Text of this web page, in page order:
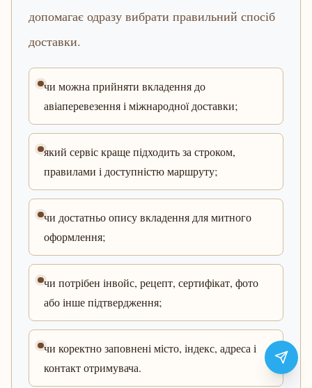
допомагає одразу вибрати правильний спосіб
доставки.
чи можна прийняти вкладення до
авіаперевезення і міжнародної доставки;
який сервіс краще підходить за строком,
правилами і доступністю маршруту;
чи достатньо опису вкладення для митного
оформлення;
чи потрібен інвойс, рецепт, сертифікат, фото
або інше підтвердження;
чи коректно заповнені місто, індекс, адреса і
контакт отримувача.